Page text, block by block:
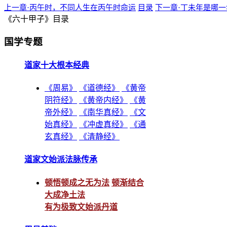
上一章·丙午时，不同人生在丙午时命运 目录 下一章·丁未年是哪
《六十甲子》目录
国学专题
道家十大根本经典
《周易》 《道德经》
《黄帝
阴符经》
《黄帝内经》
《黄
帝外经》
《南华真经》
《文
始真经》
《冲虚真经》
《通
玄真经》
《清静经》
道家文始派法脉传承
顿悟顿成之无为法 顿渐结合
大成净土法
有为极致文始派丹道